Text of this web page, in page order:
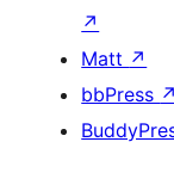
↗
Matt ↗
bbPress ↗